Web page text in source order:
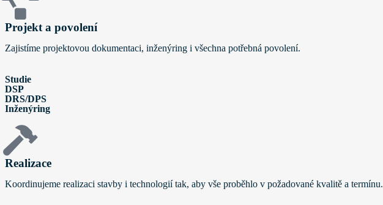
Projekt a povolení
Zajistíme projektovou dokumentaci, inženýring i všechna potřebná povolení.
Studie
DSP
DRS/DPS
Inženýring
Realizace
Koordinujeme realizaci stavby i technologií tak, aby vše proběhlo v požadované kvalitě a termínu.